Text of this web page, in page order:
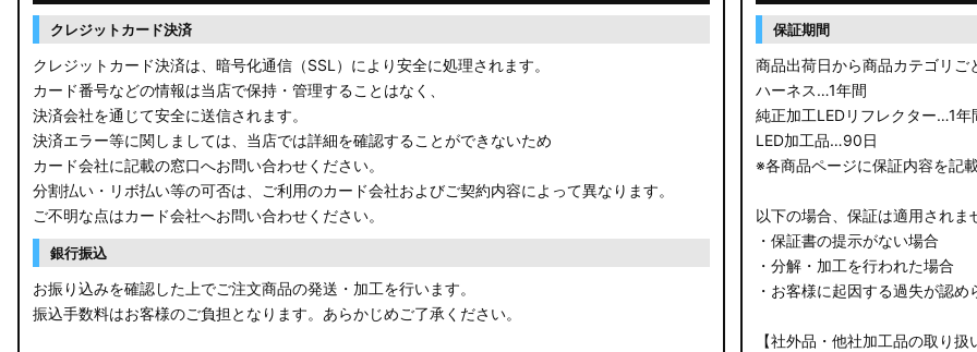
ZWR90W/ZWR95W/MZRA90W/MZRA95W ノア/ヴォクシー
ZRR80 ノア/ヴォクシー
MXPL10G/MXPL15G/MXPC10G シエンタ
NHP17/NSP17NCP17 シエンタ
M900A/M910A ルーミー
A200A/A210A ライズ
E52 エルグランド
クレジットカード決済
クレジットカード決済は、暗号化通信（SSL）により安全に処理されます。
カード番号などの情報は当店で保持・管理することはなく、
決済会社を通じて安全に送信されます。
決済エラー等に関しましては、当店では詳細を確認することができないため
カード会社に記載の窓口へお問い合わせください。
分割払い・リボ払い等の可否は、ご利用のカード会社およびご契約内容によって異なります。
ご不明な点はカード会社へお問い合わせください。
銀行振込
お振り込みを確認した上でご注文商品の発送・加工を行います。
振込手数料はお客様のご負担となります。あらかじめご了承ください。
保証期間
商品出荷日から商品カテゴリご
ハーネス…1年間
純正加工LEDリフレクター…1年
LED加工品…90日
※各商品ページに保証内容を記
以下の場合、保証は適用されま
・保証書の提示がない場合
・分解・加工を行われた場合
・お客様に起因する過失が認め
【社外品・他社加工品の取り扱